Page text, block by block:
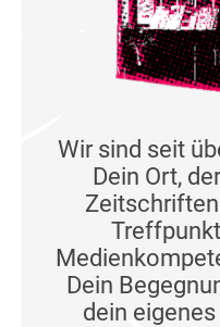
Wir sind seit
Dein Ort,
Dein
dein